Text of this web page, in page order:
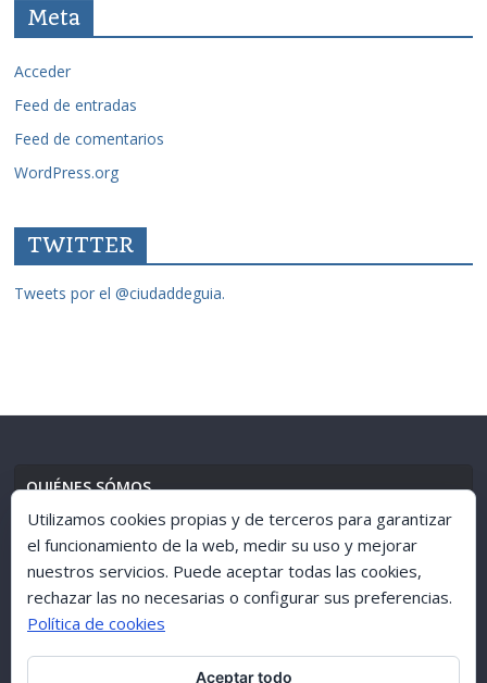
Meta
Acceder
Feed de entradas
Feed de comentarios
WordPress.org
TWITTER
Tweets por el @ciudaddeguia.
QUIÉNES SÓMOS
AVISO LEGAL// POLÍTICA DE PRIVACIDAD
Utilizamos cookies propias y de terceros para garantizar
el funcionamiento de la web, medir su uso y mejorar
nuestros servicios. Puede aceptar todas las cookies,
rechazar las no necesarias o configurar sus preferencias.
Política de cookies
Aceptar todo